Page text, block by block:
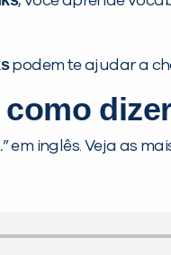
podem te ajudar a
” em inglês. Veja as